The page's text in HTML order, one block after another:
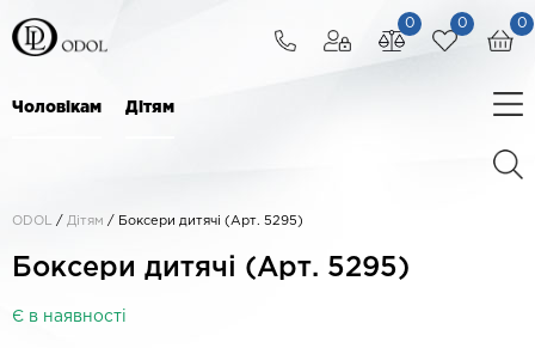
0
0
0
Чоловікам Дітям
ODOL / Дітям / Боксери дитячі (Арт. 5295)
Боксери дитячі (Арт. 5295)
Є в наявності